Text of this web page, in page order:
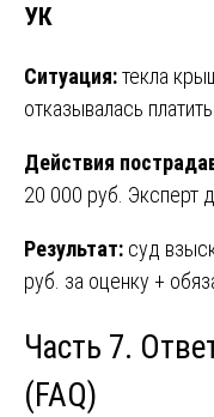
УК
Ситуация:текла
отказывалась платить.
Действия
20 000 руб. Эксперт
Результат: суд
руб. за оценку +
Часть 7.
(FAQ)